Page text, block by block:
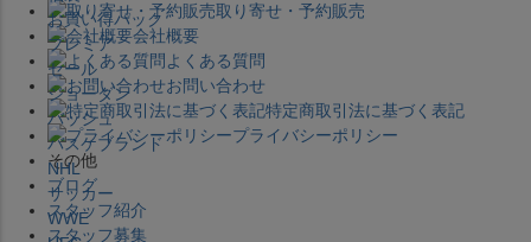
取り寄せ・予約販売
会社概要
よくある質問
お問い合わせ
特定商取引法に基づく表記
プライバシーポリシー
その他
ブログ
スタッフ紹介
スタッフ募集
お買い得パック
プレミア
セール
ジョーダン
バッシュ
バスケブランド
NHL
サッカー
WWE